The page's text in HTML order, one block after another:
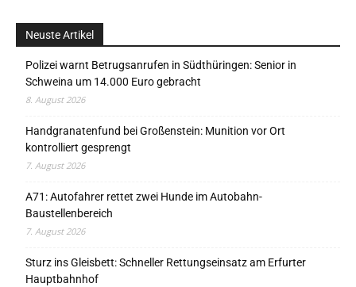
Neuste Artikel
Polizei warnt Betrugsanrufen in Südthüringen: Senior in
Schweina um 14.000 Euro gebracht
8. August 2026
Handgranatenfund bei Großenstein: Munition vor Ort
kontrolliert gesprengt
7. August 2026
A71: Autofahrer rettet zwei Hunde im Autobahn-
Baustellenbereich
7. August 2026
Sturz ins Gleisbett: Schneller Rettungseinsatz am Erfurter
Hauptbahnhof